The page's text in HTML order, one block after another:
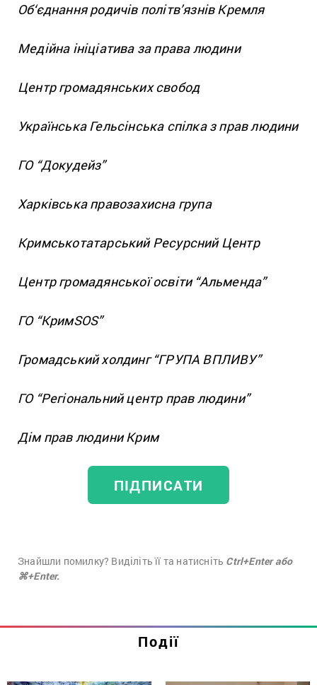
Об‘єднання родичів політв’язнів Кремля
Медійна ініціатива за права людини
Центр громадянських свобод
Українська Гельсінська спілка з прав людини
ГО “Докудейз”
Харківська правозахисна група
Кримськотатарський Ресурсний Центр
Центр громадянської освіти “Альменда”
ГО “КримSOS”
Громадський холдинг “ГРУПА ВПЛИВУ”
ГО “Регіональний центр прав людини”
Дім прав людини Крим
ПІДПИСАТИ
Знайшли помилку? Виділіть її та натисніть Ctrl+Enter або
⌘+Enter.
Події